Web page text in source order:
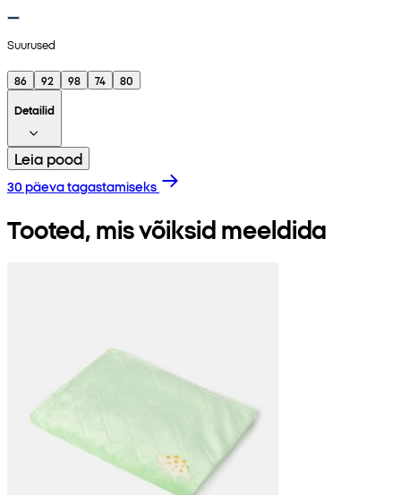
Suurused
86 92 98 74
80
Detailid
Leia pood
30 päeva tagastamiseks
Tooted, mis võiksid meeldida